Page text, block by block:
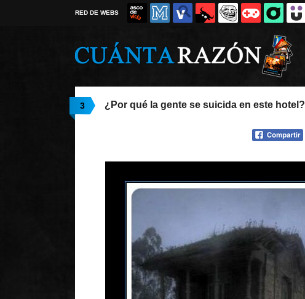
RED DE WEBS
3 ¿Por qué la gente se suicida en este hotel?